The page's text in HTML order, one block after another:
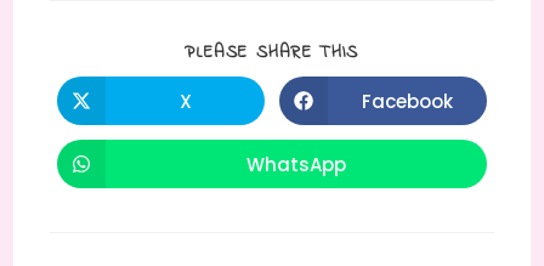
PLEASE SHARE THISPARTAGER
Ouvrir
dans
une
X Ouvrir
dans
une
Facebook
Ouvrir
dans
WhatsApp